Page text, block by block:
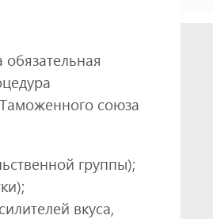
союза
группы);
вкуса,